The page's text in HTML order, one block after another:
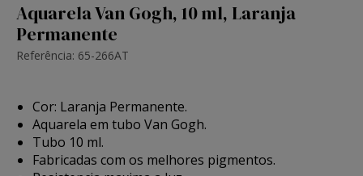
Aquarela Van Gogh, 10 ml, Laranja
Permanente
Referência: 65-266AT
Cor: Laranja Permanente.
Aquarela em tubo Van Gogh.
Tubo 10 ml.
Fabricadas com os melhores pigmentos.